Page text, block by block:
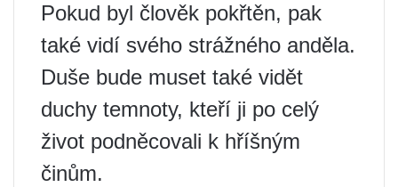
Pokud byl člověk pokřtěn, pak
také vidí svého strážného anděla.
Duše bude muset také vidět
duchy temnoty, kteří ji po celý
život podněcovali k hříšným
činům.